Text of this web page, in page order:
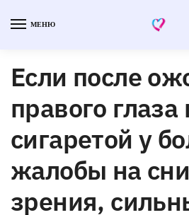
МЕНЮ
Если после
правого
сигаретой у
жалобы на
зрения,